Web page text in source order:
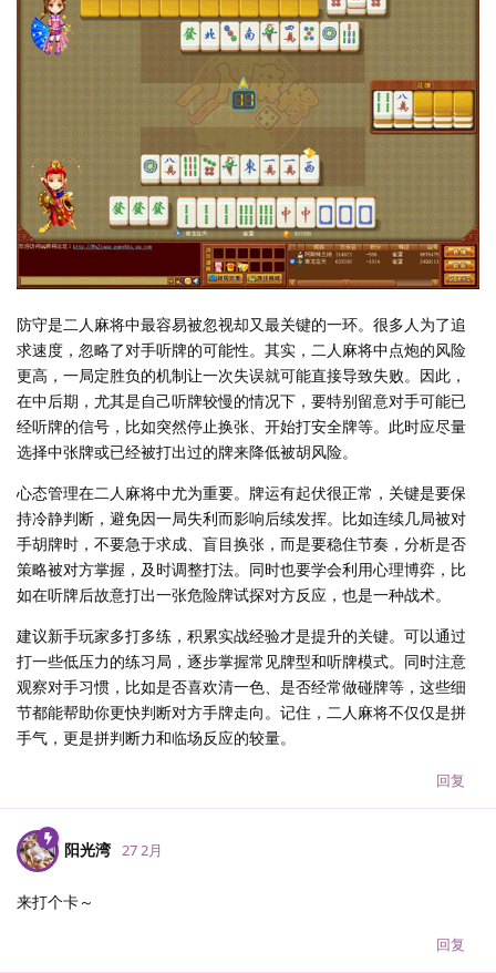
防守是二人麻将中最容易被忽视却又最关键的一环。很多人为了追
求速度，忽略了对手听牌的可能性。其实，二人麻将中点炮的风险
更高，一局定胜负的机制让一次失误就可能直接导致失败。因此，
在中后期，尤其是自己听牌较慢的情况下，要特别留意对手可能已
经听牌的信号，比如突然停止换张、开始打安全牌等。此时应尽量
选择中张牌或已经被打出过的牌来降低被胡风险。
心态管理在二人麻将中尤为重要。牌运有起伏很正常，关键是要保
持冷静判断，避免因一局失利而影响后续发挥。比如连续几局被对
手胡牌时，不要急于求成、盲目换张，而是要稳住节奏，分析是否
策略被对方掌握，及时调整打法。同时也要学会利用心理博弈，比
如在听牌后故意打出一张危险牌试探对方反应，也是一种战术。
建议新手玩家多打多练，积累实战经验才是提升的关键。可以通过
打一些低压力的练习局，逐步掌握常见牌型和听牌模式。同时注意
观察对手习惯，比如是否喜欢清一色、是否经常做碰牌等，这些细
节都能帮助你更快判断对方手牌走向。记住，二人麻将不仅仅是拼
手气，更是拼判断力和临场反应的较量。
回复
阳光湾 27 2月
来打个卡～
回复